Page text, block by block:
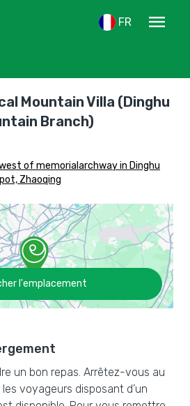
FR
menu
Mountain Villa (Dinghu
Branch)
of memorialarchway in Dinghu
Zhaoqing
l'emplacement
un bon repas. Arrêtez-vous au
voyageurs disposant d’un